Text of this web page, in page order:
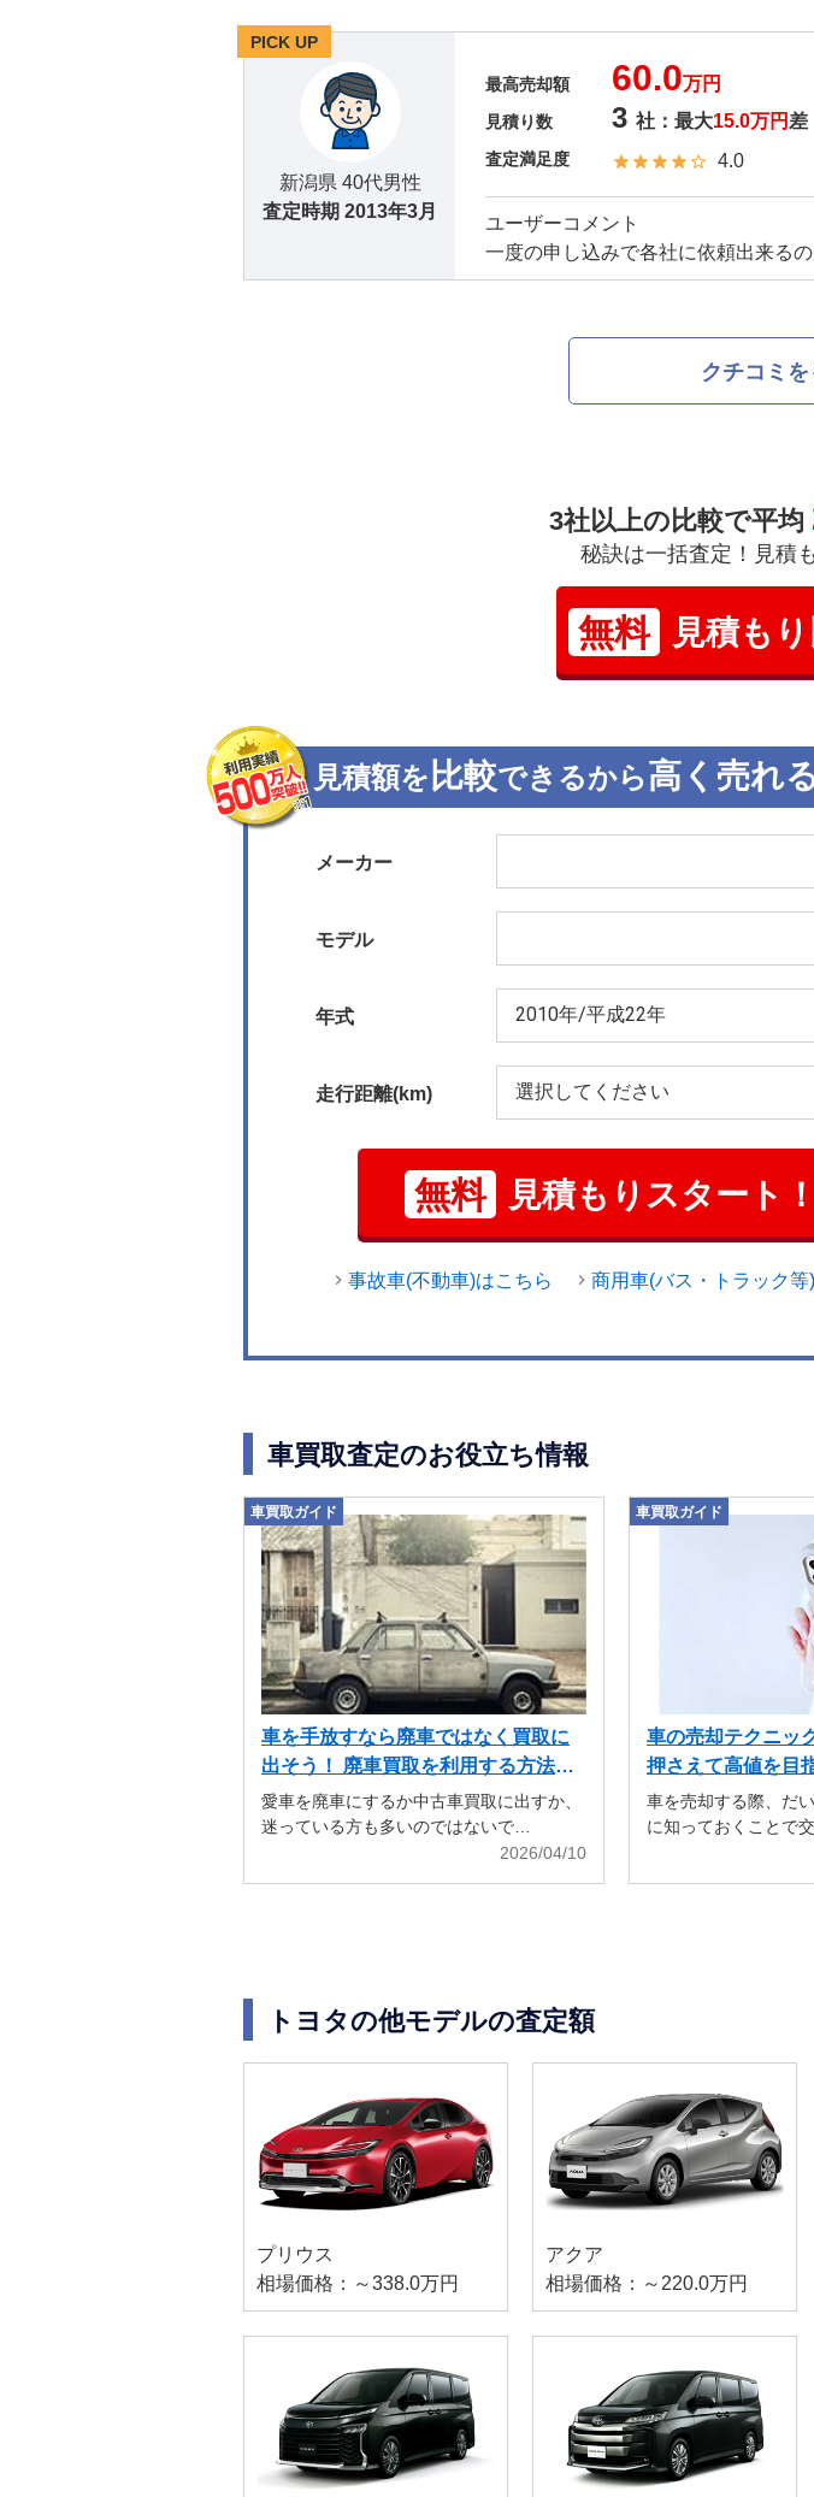
PICK UP
新潟県 40代男性
査定時期 2013年3月
最高売却額 60.0万円
見積り数 3 社：最大15.0万円 差
査定満足度 4.0
ユーザーコメント
一度の申し込みで各社に依頼出来る
クチコミ
3社以上の比較で平均
秘訣は一括査定！見積
無料 見積も
見積額を 比較できるから高く売れ
メーカー
モデル
年式
走行距離(km)
無料 見積もりスタート！
事故車(不動車)はこちら 商用車(バス・トラック等
車買取査定のお役立ち情報
車買取ガイド
車を手放すなら廃車ではなく買取に
出そう！ 廃車買取を利用する方法も
解説
愛車を廃車にするか中古車買取に出すか、
迷っている方も多いのではないで…
2026/04/10
車買取ガイド
車の売却テクニッ
押さえて高値を目
車を売却する際、だ
に知っておくことで
トヨタの他モデルの査定額
プリウス
相場価格：～338.0万円
アクア
相場価格：～220.0万円